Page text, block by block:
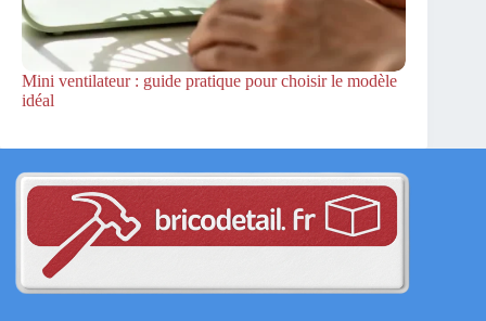
Mini ventilateur : guide pratique pour choisir le modèle
idéal